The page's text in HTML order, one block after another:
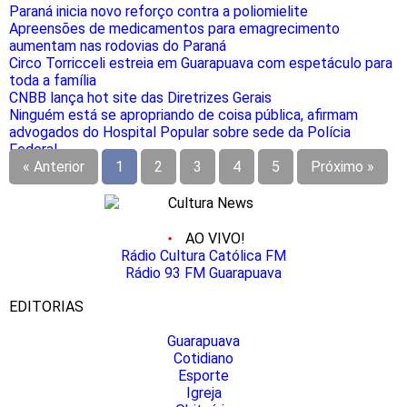
Paraná inicia novo reforço contra a poliomielite
Apreensões de medicamentos para emagrecimento
aumentam nas rodovias do Paraná
Circo Torricceli estreia em Guarapuava com espetáculo para
toda a família
CNBB lança hot site das Diretrizes Gerais
Ninguém está se apropriando de coisa pública, afirmam
advogados do Hospital Popular sobre sede da Polícia
Federal
« Anterior
1 2 3 4 5 Próximo »
AO VIVO!
Rádio Cultura Católica FM
Rádio 93 FM Guarapuava
EDITORIAS
Guarapuava
Cotidiano
Esporte
Igreja